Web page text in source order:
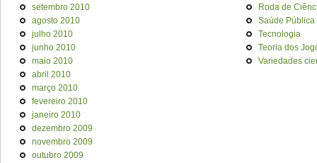
setembro 2010
agosto 2010
julho 2010
junho 2010
maio 2010
abril 2010
março 2010
fevereiro 2010
janeiro 2010
dezembro 2009
novembro 2009
outubro 2009
Roda de
Saúde Pública
Tecnologia
Teoria dos
Variedades